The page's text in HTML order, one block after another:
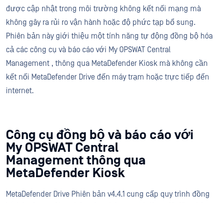
được cập nhật trong môi trường không kết nối mạng mà
không gây ra rủi ro vận hành hoặc độ phức tạp bổ sung.
Phiên bản này giới thiệu một tính năng tự động đồng bộ hóa
cả các công cụ và báo cáo với My OPSWAT Central
Management , thông qua MetaDefender Kiosk mà không cần
kết nối MetaDefender Drive đến máy trạm hoặc trực tiếp đến
internet.
Công cụ đồng bộ và báo cáo với
My OPSWAT Central
Management thông qua
MetaDefender Kiosk
MetaDefender Drive Phiên bản v4.4.1 cung cấp quy trình đồng